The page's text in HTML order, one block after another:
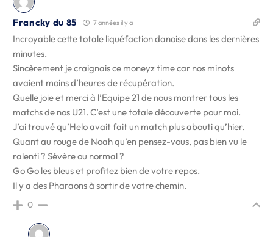
Francky du 85 7 années il y a
Incroyable cette totale liquéfaction danoise dans les dernières
minutes.
Sincèrement je craignais ce moneyz time car nos minots
avaient moins d’heures de récupération.
Quelle joie et merci à l’Equipe 21 de nous montrer tous les
matchs de nos U21. C’est une totale découverte pour moi.
J’ai trouvé qu’Helo avait fait un match plus abouti qu’hier.
Quant au rouge de Noah qu’en pensez-vous, pas bien vu le
ralenti ? Sévère ou normal ?
Go Go les bleus et profitez bien de votre repos.
Il y a des Pharaons à sortir de votre chemin.
0